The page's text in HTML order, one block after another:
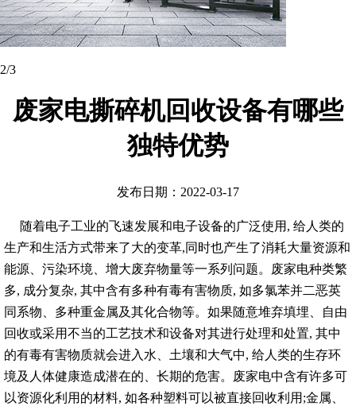
2/3
废家电撕碎机回收设备有哪些
独特优势
发布日期：2022-03-17
随着电子工业的飞速发展和电子设备的广泛使用, 给人类的
生产和生活方式带来了大的变革,同时也产生了消耗大量资源和
能源、污染环境、增大废弃物量等一系列问题。废家电种类繁
多, 成分复杂, 其中含有多种有毒有害物质, 如多氯苯并二恶英
同系物、多种重金属及其化合物等。如果随意堆弃填埋、自由
回收或采用不当的工艺技术和设备对其进行处理和处置, 其中
的有毒有害物质就会进入水、土壤和大气中, 给人类的生存环
境及人体健康造成潜在的、长期的危害。废家电中含有许多可
以资源化利用的材料, 如各种塑料可以被直接回收利用;金属、